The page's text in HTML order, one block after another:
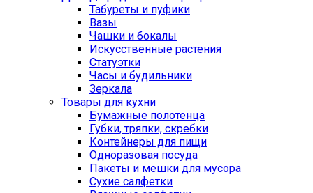
Табуреты и пуфики
Вазы
Чашки и бокалы
Искусственные растения
Статуэтки
Часы и будильники
Зеркала
Товары для кухни
Бумажные полотенца
Губки, тряпки, скребки
Контейнеры для пищи
Одноразовая посуда
Пакеты и мешки для мусора
Сухие салфетки